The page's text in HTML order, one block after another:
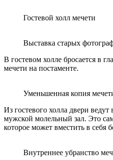
Гостевой холл мечети
Выставка старых
В гостевом холле бросается в
мечети на постаменте.
Уменьшенная копия
Из гостевого холла двери
мужской молельный зал. Это
которое может вместить в себя
Внутреннее убранство